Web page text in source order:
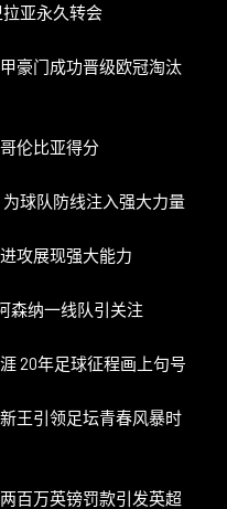
亚永久转会
豪门成功晋级欧冠淘汰
伦比亚得分
球队防线注入强大力量
攻展现强大能力
森纳一线队引关注
20年足球征程画上句号
王引领足坛青春风暴时
百万英镑罚款引发英超